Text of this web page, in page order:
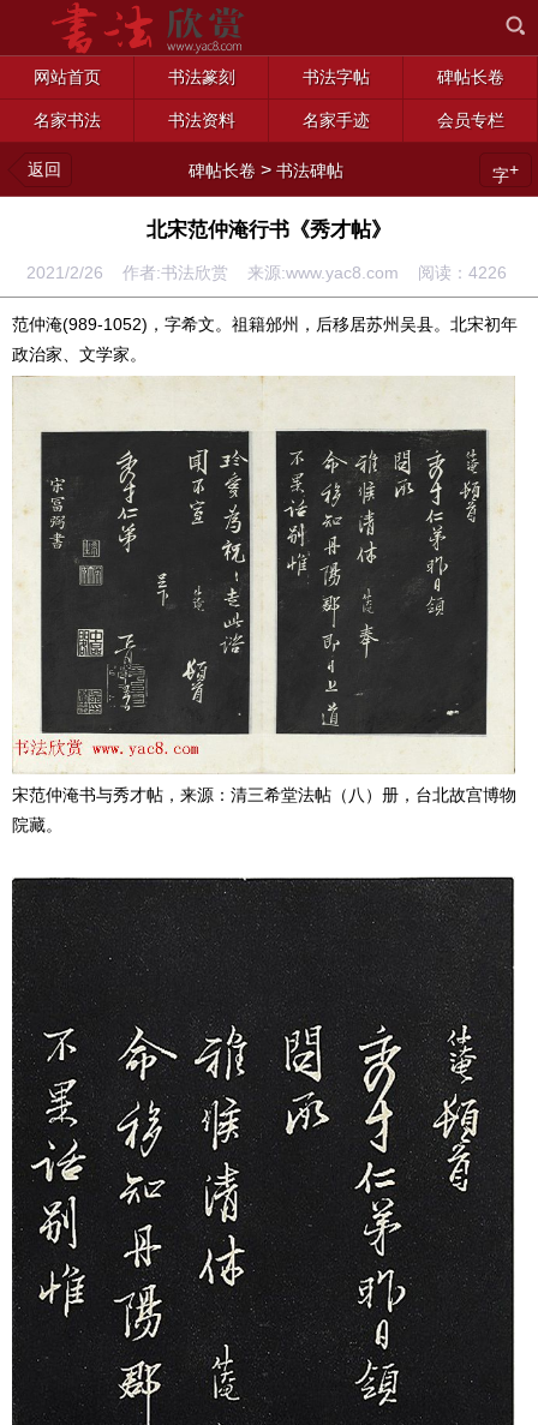
网站首页 书法篆刻 书法字帖 碑帖长卷
名家书法 书法资料 名家手迹 会员专栏
返回 碑帖长卷 >书法碑帖 字+
北宋范仲淹行书《秀才帖》
2021/2/26 作者:书法欣赏 来源:www.yac8.com 阅读： 4226
范仲淹(989-1052)，字希文。祖籍邠州，后移居苏州吴县。北宋初年
政治家、文学家。
宋范仲淹书与秀才帖，来源：清三希堂法帖（八）册，台北故宫博物
院藏。